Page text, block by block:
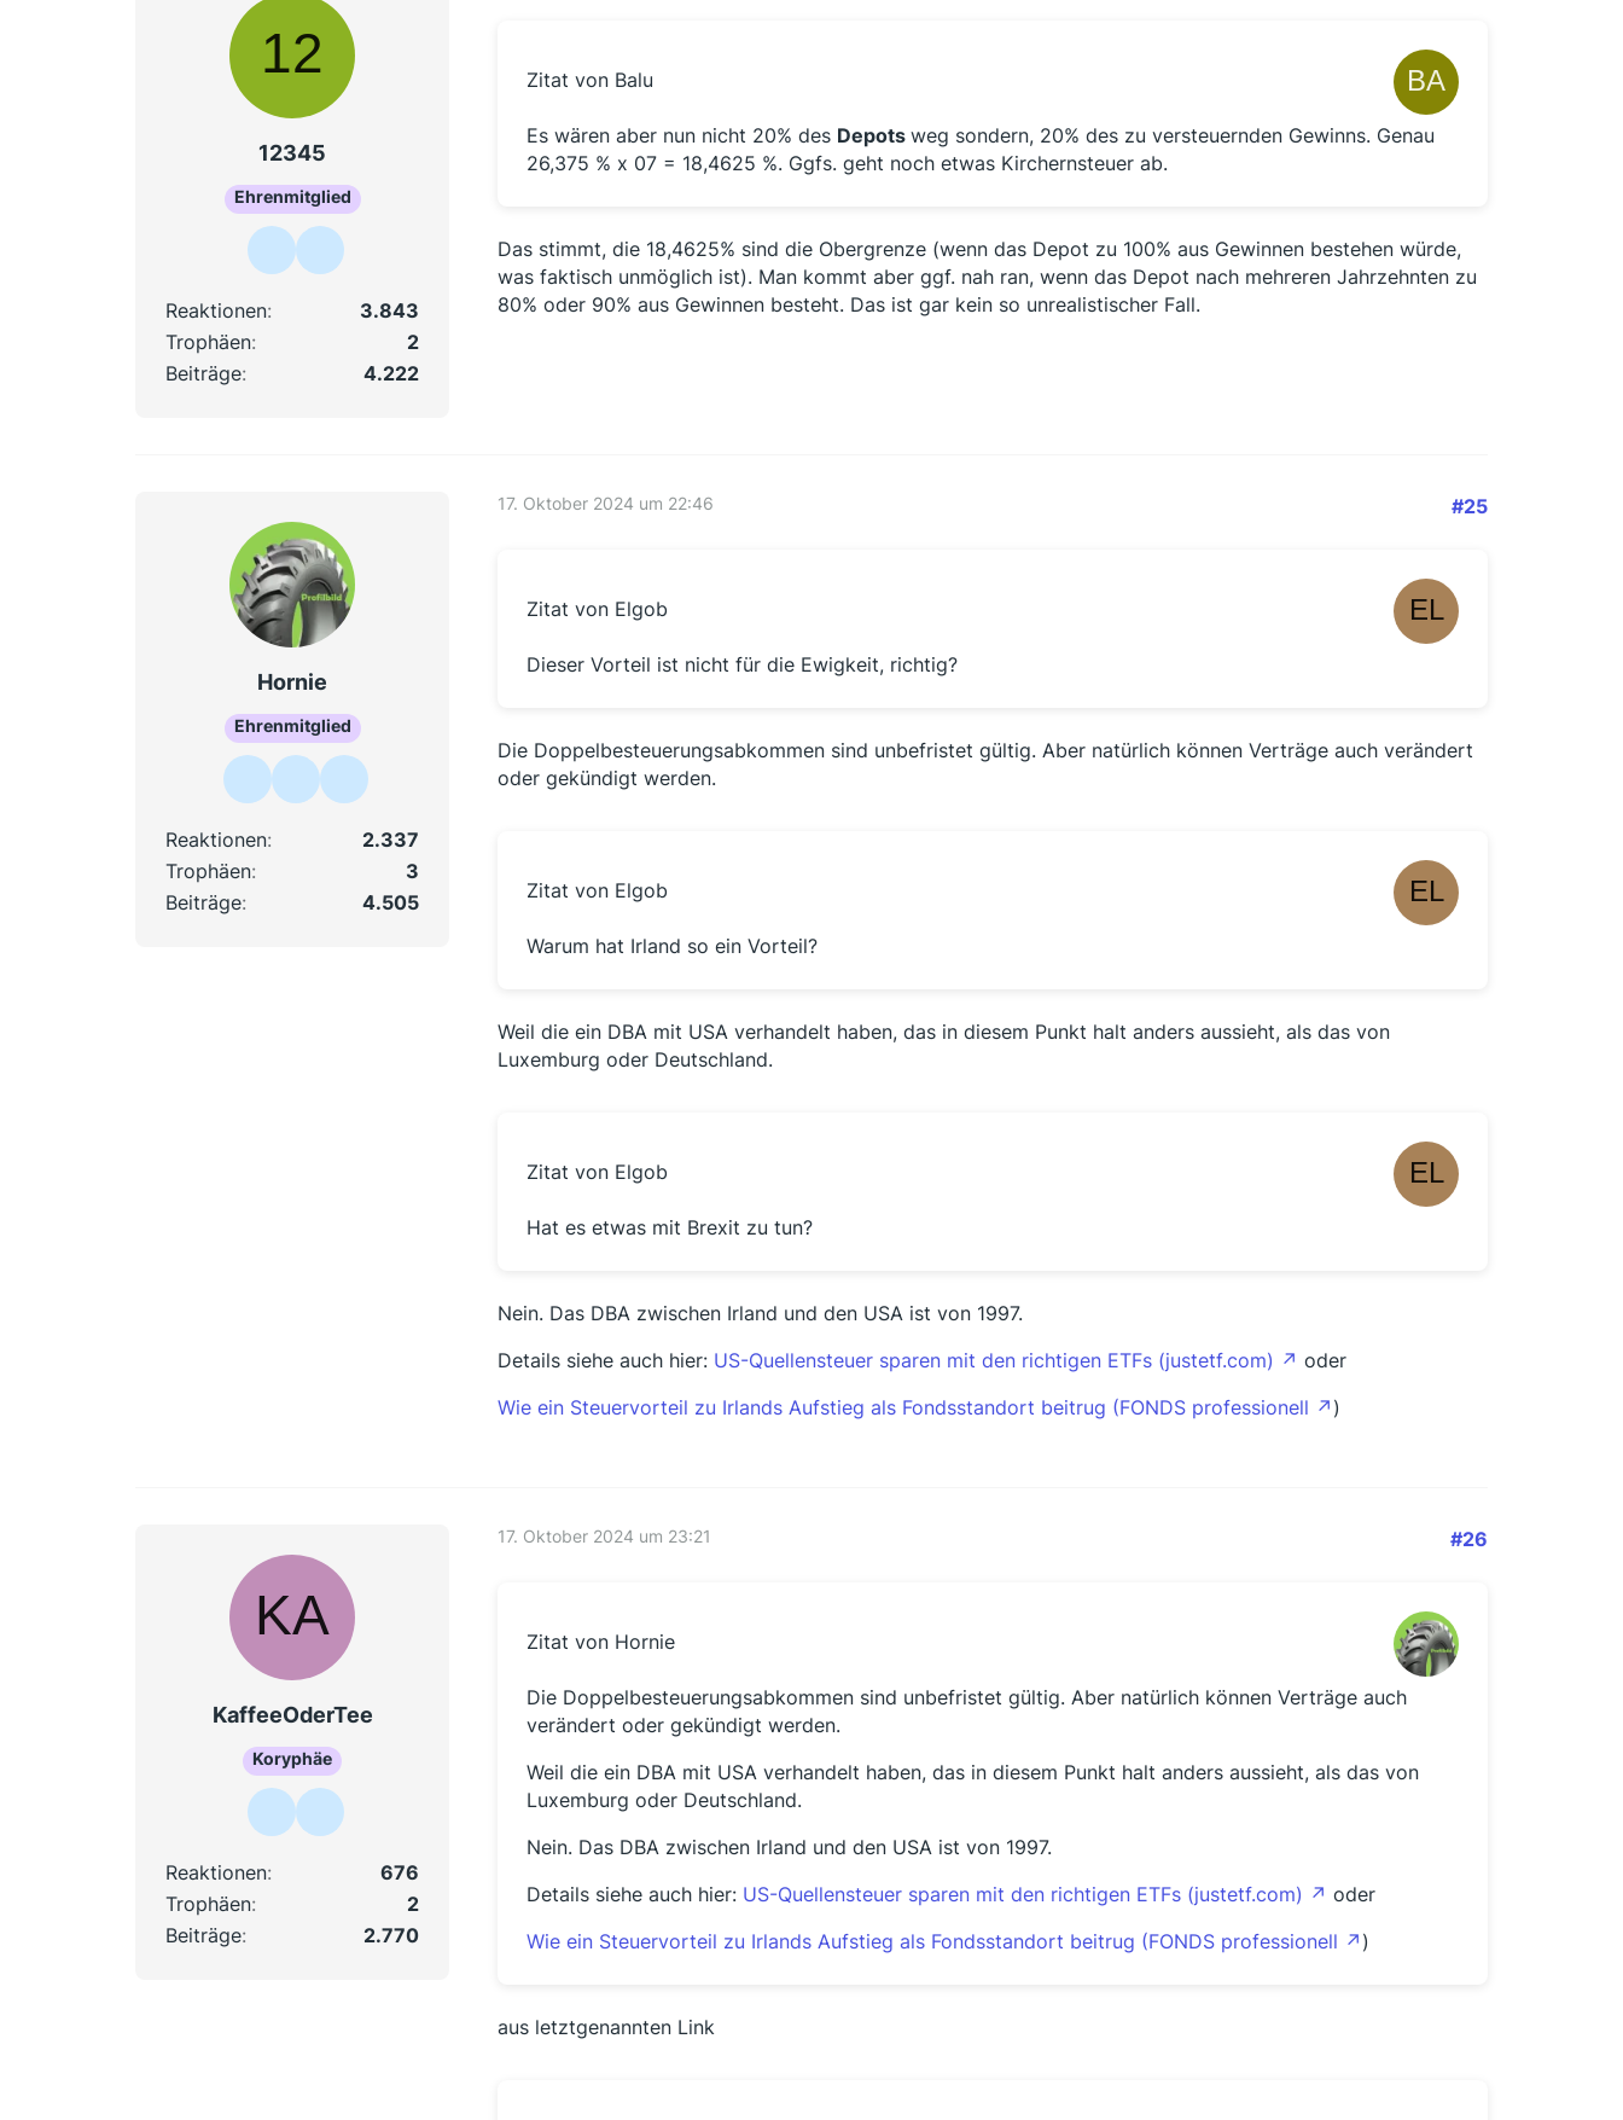
12345
Ehrenmitglied
Reaktionen
3.843
Trophäen
2
Beiträge
4.222
Zitat von Balu
Es wären aber nun nicht 20% des Depots weg sondern, 20% des zu versteuernden Gewinns. Genau
26,375 % x 07 = 18,4625 %. Ggfs. geht noch etwas Kirchernsteuer ab.
Das stimmt, die 18,4625% sind die Obergrenze (wenn das Depot zu 100% aus Gewinnen bestehen würde,
was faktisch unmöglich ist). Man kommt aber ggf. nah ran, wenn das Depot nach mehreren Jahrzehnten zu
80% oder 90% aus Gewinnen besteht. Das ist gar kein so unrealistischer Fall.
Hornie
Ehrenmitglied
Reaktionen
2.337
Trophäen
3
Beiträge
4.505
17. Oktober 2024 um 22:46 #25
Zitat von Elgob
Dieser Vorteil ist nicht für die Ewigkeit, richtig?
Die Doppelbesteuerungsabkommen sind unbefristet gültig. Aber natürlich können Verträge auch verändert
oder gekündigt werden.
Zitat von Elgob
Warum hat Irland so ein Vorteil?
Weil die ein DBA mit USA verhandelt haben, das in diesem Punkt halt anders aussieht, als das von
Luxemburg oder Deutschland.
Zitat von Elgob
Hat es etwas mit Brexit zu tun?
Nein. Das DBA zwischen Irland und den USA ist von 1997.
Details siehe auch hier: US-Quellensteuer sparen mit den richtigen ETFs (justetf.com)
oder
Wie ein Steuervorteil zu Irlands Aufstieg als Fondsstandort beitrug (FONDS professionell
)
KaffeeOderTee
Koryphäe
Reaktionen
676
Trophäen
2
Beiträge
2.770
17. Oktober 2024 um 23:21 #26
Zitat von Hornie
Die Doppelbesteuerungsabkommen sind unbefristet gültig. Aber natürlich können Verträge auch
verändert oder gekündigt werden.
Weil die ein DBA mit USA verhandelt haben, das in diesem Punkt halt anders aussieht, als das von
Luxemburg oder Deutschland.
Nein. Das DBA zwischen Irland und den USA ist von 1997.
Details siehe auch hier: US-Quellensteuer sparen mit den richtigen ETFs (justetf.com)
oder
Wie ein Steuervorteil zu Irlands Aufstieg als Fondsstandort beitrug (FONDS professionell
)
aus letztgenannten Link